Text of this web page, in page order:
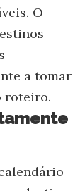
O
a tomar
roteiro.